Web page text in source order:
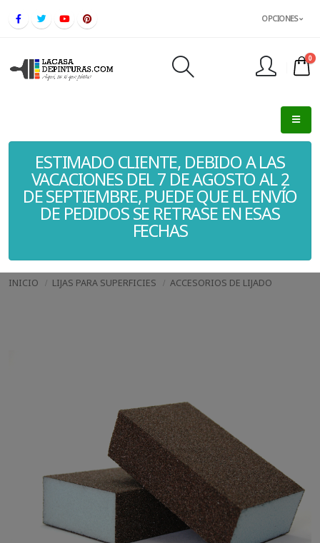
OPCIONES
0
ESTIMADO CLIENTE, DEBIDO A LAS
VACACIONES DEL 7 DE AGOSTO AL 2
DE SEPTIEMBRE, PUEDE QUE EL ENVÍO
DE PEDIDOS SE RETRASE EN ESAS
FECHAS
INICIO LIJAS PARA SUPERFICIES ACCESORIOS DE LIJADO